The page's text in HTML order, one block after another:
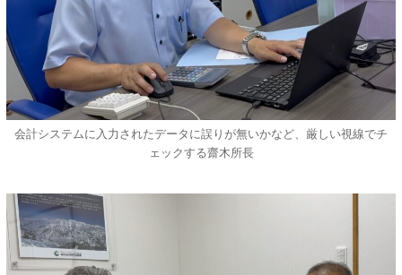
会計システムに入力されたデータに誤りが無いかなど、厳しい視線でチ
ェックする齋木所長